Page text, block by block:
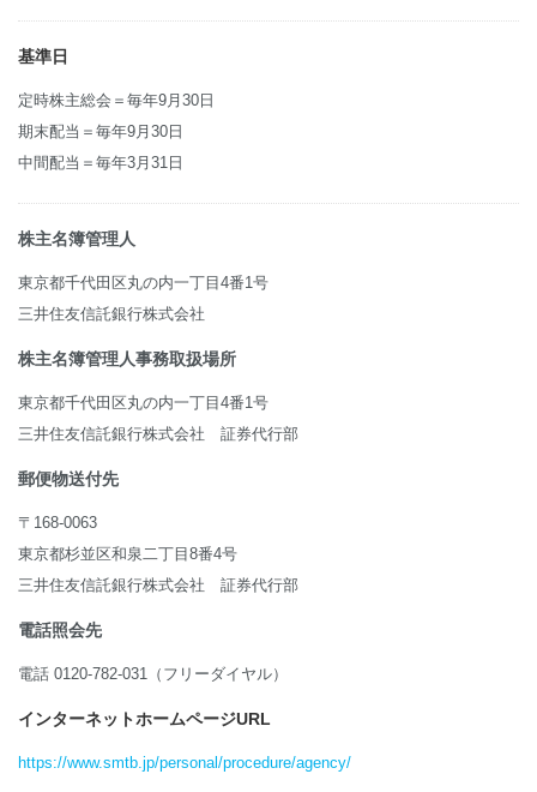
基準日
定時株主総会＝毎年9月30日
期末配当＝毎年9月30日
中間配当＝毎年3月31日
株主名簿管理人
東京都千代田区丸の内一丁目4番1号
三井住友信託銀行株式会社
株主名簿管理人事務取扱場所
東京都千代田区丸の内一丁目4番1号
三井住友信託銀行株式会社 証券代行部
郵便物送付先
〒168-0063
東京都杉並区和泉二丁目8番4号
三井住友信託銀行株式会社 証券代行部
電話照会先
電話 0120-782-031（フリーダイヤル）
インターネットホームページURL
https://www.smtb.jp/personal/procedure/agency/